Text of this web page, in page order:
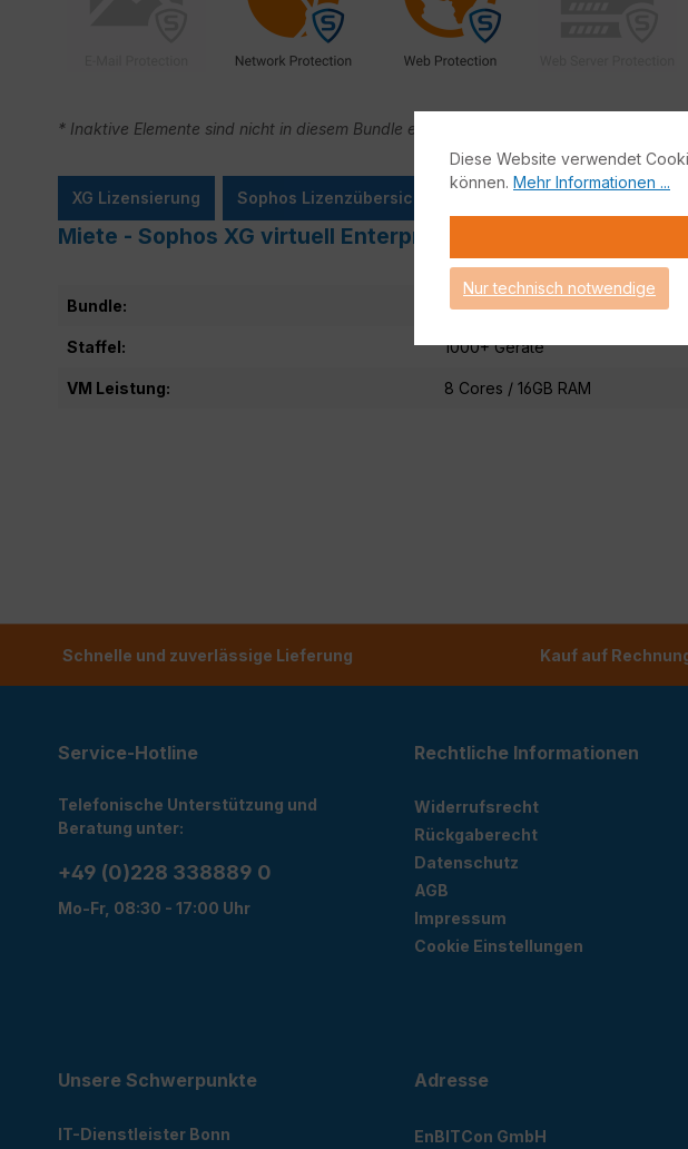
* Inaktive Elemente sind nicht in diesem Bundle enthalten.
XG Lizensierung Sophos Lizenzübersicht
Miete - Sophos XG virtuell EnterpriseGuard (End of Sale/
Bundle: EnterpriseGuard
Staffel: 1000+ Geräte
VM Leistung: 8 Cores / 16GB RAM
Schnelle und zuverlässige Lieferung Kauf auf
Service-Hotline
Telefonische Unterstützung und
Beratung unter:
+49 (0)228 338889 0
Mo-Fr, 08:30 - 17:00 Uhr
Rechtliche Informationen
Widerrufsrecht
Rückgaberecht
Datenschutz
AGB
Impressum
Cookie Einstellungen
Unsere Schwerpunkte
IT-Dienstleister Bonn
Adresse
EnBITCon GmbH
Diese Website verwendet
können. Mehr Informationen ...
Nur technisch notwendige